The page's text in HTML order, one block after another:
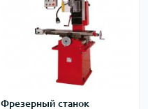
Фрезерный станок